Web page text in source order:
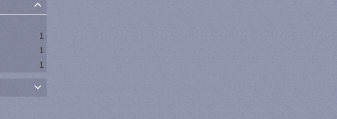
1
1
1